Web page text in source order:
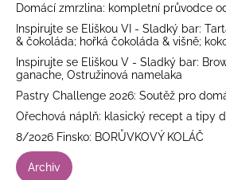
Domácí zmrzlina: kompletní průvodce
Inspirujte se Eliškou VI - Sladký bar:
& čokoláda; hořká čokoláda & višně;
Inspirujte se Eliškou V - Sladký bar:
ganache, Ostružinová namelaka
Pastry Challenge 2026: Soutěž pro
Ořechová náplň: klasický recept a tipy
8/2026 Finsko: BORŮVKOVÝ KOLÁČ
Archiv